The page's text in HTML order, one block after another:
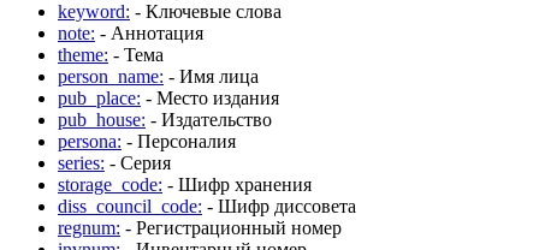
keyword: - Ключевые слова
note: - Аннотация
theme: - Тема
person_name: - Имя лица
pub_place: - Место издания
pub_house: - Издательство
persona: - Персоналия
series: - Серия
storage_code: - Шифр хранения
diss_council_code: - Шифр диссовета
regnum: - Регистрационный номер